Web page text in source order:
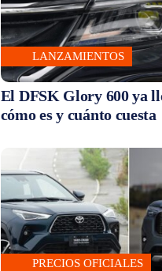
LANZAMIENTOS
El DFSK Glory 600 ya
cómo es y cuánto cuesta
PRECIOS OFICIALES